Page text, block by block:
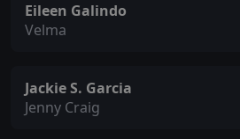
Eileen Galindo
Velma
Jackie S. Garcia
Jenny Craig